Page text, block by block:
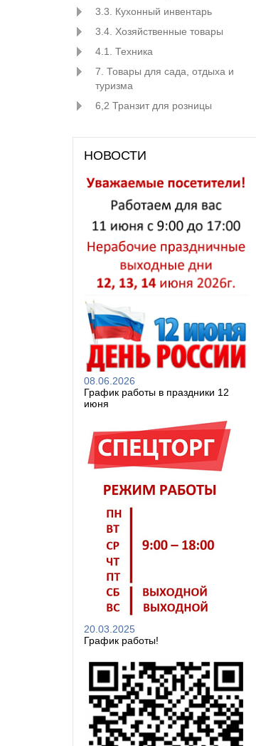
3.3. Кухонный инвентарь
3.4. Хозяйственные товары
4.1. Техника
7. Товары для сада, отдыха и
туризма
6,2 Транзит для розницы
НОВОСТИ
08.06.2026
График работы в праздники 12
июня
20.03.2025
График работы!